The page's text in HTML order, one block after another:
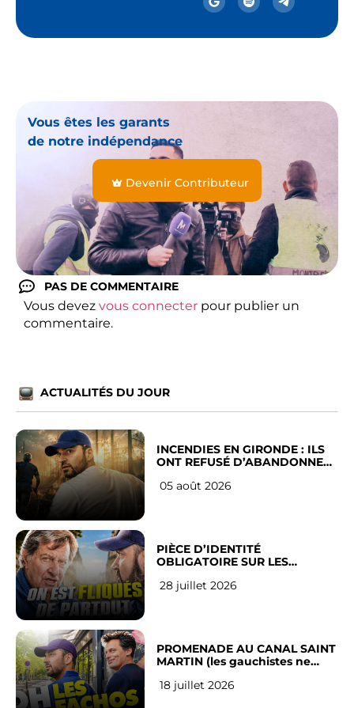
Vous êtes les garants
de notre indépendance
Devenir Contributeur
PAS DE COMMENTAIRE
Vous devez vous connecter pour publier un
commentaire.
ACTUALITÉS DU JOUR
INCENDIES EN GIRONDE : ILS
ONT REFUSÉ D’ABANDONNER
05 août 2026
PIÈCE D’IDENTITÉ
OBLIGATOIRE SUR LES
Français
28 juillet 2026
PROMENADE AU CANAL SAINT
MARTIN (les gauchistes ne
18 juillet 2026